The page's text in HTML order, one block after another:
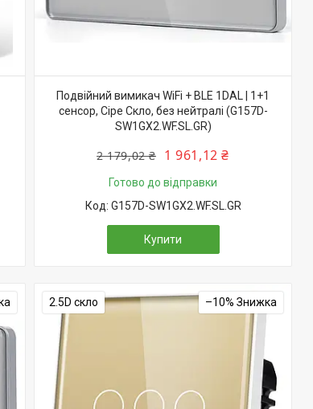
Подвійний вимикач WiFi + BLE 1DAL | 1+1
сенсор, Сіре Скло, без нейтралі (G157D-
SW1GX2.WF.SL.GR)
2 179,02 ₴ 1 961,12 ₴
Готово до відправки
G157D-SW1GX2.WF.SL.GR
Купити
2.5D скло –10%